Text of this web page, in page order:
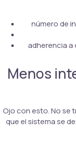
número de
adherencia a
Menos
Ojo con esto. No se
que el sistema se